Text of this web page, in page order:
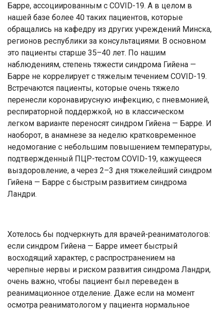
Барре, ассоциированным с COVID-19. А в целом в
нашей базе более 40 таких пациентов, которые
обращались на кафедру из других учреждений Минска,
регионов республики за консультациями. В основном
это пациенты старше 35–40 лет. По нашим
наблюдениям, степень тяжести синдрома Гийена —
Барре не коррелирует с тяжелым течением COVID-19.
Встречаются пациенты, которые очень тяжело
перенесли коронавирусную инфекцию, с пневмонией,
респираторной поддержкой, но в классическом
легком варианте переносят синдром Гийена — Барре. И
наоборот, в анамнезе за неделю кратковременное
недомогание с небольшим повышением температуры,
подтвержденный ПЦР-тестом COVID-19, кажущееся
выздоровление, а через 2–3 дня тяжелейший синдром
Гийена — Барре с быстрым развитием синдрома
Ландри.
Хотелось бы подчеркнуть для врачей-реаниматологов:
если синдром Гийена — Барре имеет быстрый
восходящий характер, с распространением на
черепные нервы и риском развития синдрома Ландри,
очень важно, чтобы пациент был переведен в
реанимационное отделение. Даже если на момент
осмотра реаниматологом у пациента нормальное